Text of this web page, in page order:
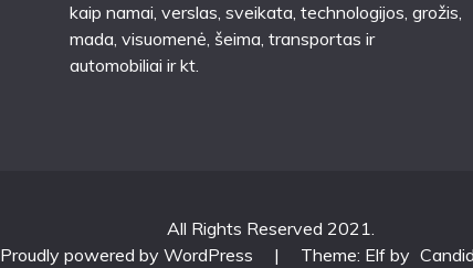
kaip namai, verslas, sveikata, technologijos, grožis,
mada, visuomenė, šeima, transportas ir
automobiliai ir kt.
All Rights Reserved 2021.
Proudly powered by WordPress
| Theme: Elf by